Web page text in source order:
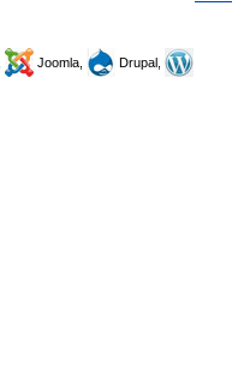
Joomla,
Drupal,